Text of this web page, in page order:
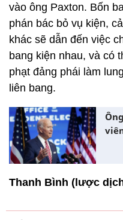
vào ông Paxton. Bốn
phán bác bỏ vụ kiện,
khác sẽ dẫn đến việc
bang kiện nhau, và có
phạt đảng phái làm
liên bang.
Thanh Bình (lược